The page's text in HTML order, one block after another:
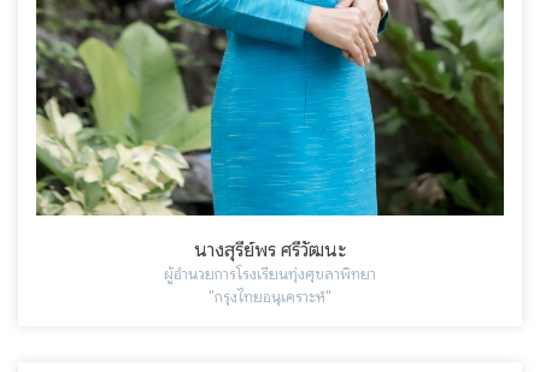
นางสุรีย์พร ศรีวัฒนะ
ผู้อำนวยการโรงเรียนทุ่งศุขลาพิทยา
"กรุงไทยอนุเคราะห์"